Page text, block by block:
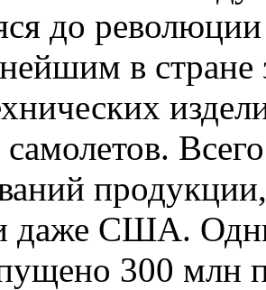
до
в стране
продукции,
даже США.
300 млн